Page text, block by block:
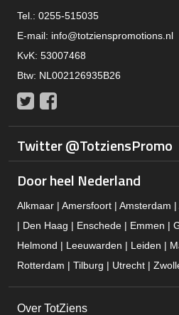
Tel.: 0255-515035
E-mail: info@totzienspromotions.nl
KvK: 53007468
Btw: NL002126935B26
Twitter
Twitter @TotziensPromo
Door heel Nederland
Alkmaar | Amersfoort | Amsterdam
| Den Haag | Enschede | Emmen |
Helmond | Leeuwarden | Leiden |
Rotterdam | Tilburg | Utrecht |
Over TotZiens